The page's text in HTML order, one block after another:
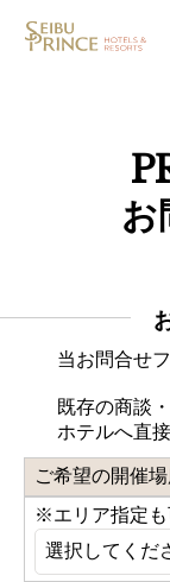
お
当お問合せ
既存の商談
ホテルへ直
ご希望の開催
※エリア指定